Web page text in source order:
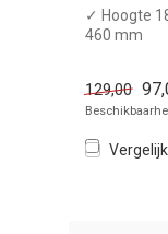
✓ Hoogte
460 mm
plank
129,00
Vergelijk